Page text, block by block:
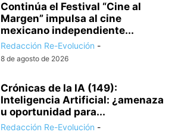
Continúa el Festival “Cine al
Margen” impulsa al cine
mexicano independiente...
Redacción Re-Evolución -
8 de agosto de 2026
Crónicas de la IA (149):
Inteligencia Artificial: ¿amenaza
u oportunidad para...
Redacción Re-Evolución -